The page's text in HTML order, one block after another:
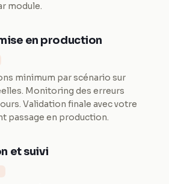
module.
en production
minimum par scénario sur
Monitoring des erreurs
Validation finale avec votre
passage en production.
et suivi